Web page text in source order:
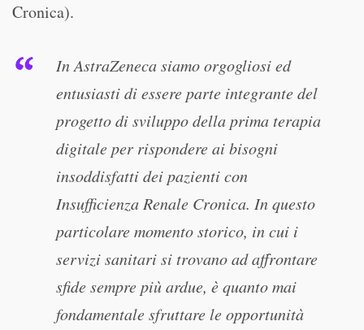
Cronica).
In AstraZeneca siamo orgogliosi ed
entusiasti di essere parte integrante del
progetto di sviluppo della prima terapia
digitale per rispondere ai bisogni
insoddisfatti dei pazienti con
Insufficienza Renale Cronica. In questo
particolare momento storico, in cui i
servizi sanitari si trovano ad affrontare
sfide sempre più ardue, è quanto mai
fondamentale sfruttare le opportunità